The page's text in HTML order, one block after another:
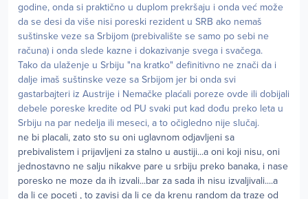
godine, onda si praktično u duplom prekršaju i onda već može
da se desi da više nisi poreski rezident u SRB ako nemaš
suštinske veze sa Srbijom (prebivalište se samo po sebi ne
računa) i onda slede kazne i dokazivanje svega i svačega.
Tako da ulaženje u Srbiju "na kratko" definitivno ne znači da i
dalje imaš suštinske veze sa Srbijom jer bi onda svi
gastarbajteri iz Austrije i Nemačke plaćali poreze ovde ili dobijali
debele poreske kredite od PU svaki put kad dođu preko leta u
Srbiju na par nedelja ili meseci, a to očigledno nije slučaj.
ne bi placali, zato sto su oni uglavnom odjavljeni sa
prebivalistem i prijavljeni za stalno u austiji...a oni koji nisu, oni
jednostavno ne salju nikakve pare u srbiju preko banaka, i nase
poresko ne moze da ih izvali...bar za sada ih nisu izvaljivali....a
da li ce poceti , to zavisi da li ce da krenu random da traze od